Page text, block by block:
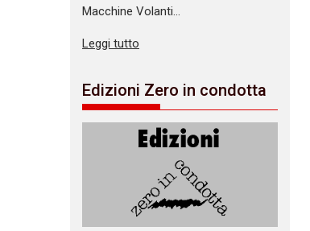
Macchine Volanti…
Leggi tutto
Edizioni Zero in condotta